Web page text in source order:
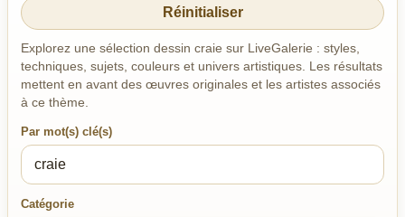
Réinitialiser
Explorez une sélection dessin craie sur LiveGalerie : styles,
techniques, sujets, couleurs et univers artistiques. Les résultats
mettent en avant des œuvres originales et les artistes associés
à ce thème.
Par mot(s) clé(s)
Catégorie